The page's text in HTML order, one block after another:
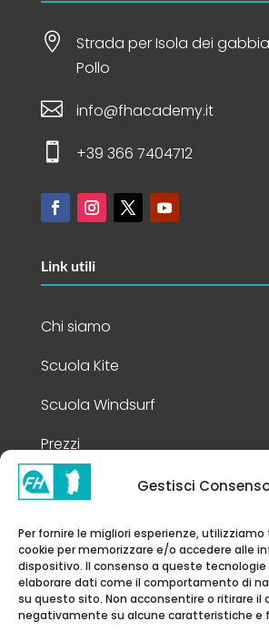
Gestisci
Per fornire le migliori esperienze,
cookie per memorizzare e/o accedere alle
dispositivo. Il consenso a queste
elaborare dati come il comportamento di
su questo sito. Non acconsentire o ritirare il
negativamente su alcune caratteristiche e

Strada per Isola dei
Pollo
 info@fhacademy.it
 +39 366 7404712
Link utili
Chi siamo
Scuola Kite
Scuola Windsurf
Prezzi
Info Legali
Privacy Policy
Cookie Policy